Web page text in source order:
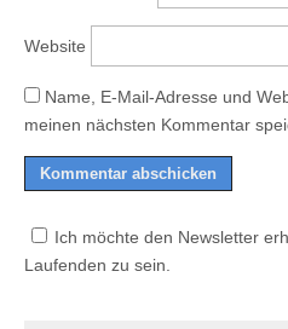
Website
Name, E-Mail-Adresse und
meinen nächsten Kommentar
Ich möchte den Newsletter
Laufenden zu sein.